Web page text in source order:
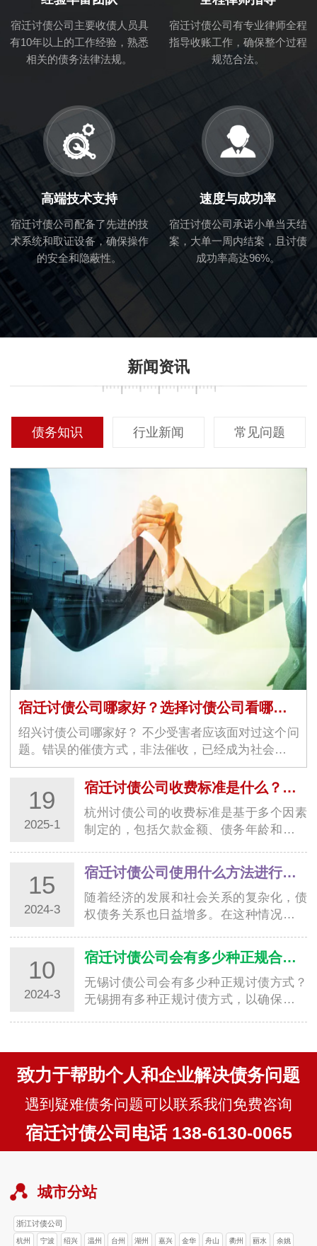
宿迁讨债公司主要收债人员具
有10年以上的工作经验，熟悉
相关的债务法律法规。
宿迁讨债公司有专业律师全程
指导收账工作，确保整个过程
规范合法。
高端技术支持
宿迁讨债公司配备了先进的技
术系统和取证设备，确保操作
的安全和隐蔽性。
速度与成功率
宿迁讨债公司承诺小单当天结
案，大单一周内结案，且讨债
成功率高达96%。
新闻资讯
债务知识 行业新闻 常见问题
宿迁讨债公司哪家好？选择讨债公司看哪几个方面？
绍兴讨债公司哪家好？ 不少受害者应该面对过这个问
题。错误的催债方式，非法催收，已经成为社会上一
大问题。当受害者觉得无…
19
2025-1
宿迁讨债公司收费标准是什么？影响费用的主要因素
杭州讨债公司的收费标准是基于多个因素
制定的，包括欠款金额、债务年龄和债务
些影响因…
15
2024-3
宿迁讨债公司使用什么方法进行合法清收追账
随着经济的发展和社会关系的复杂化，债
权债务关系也日益增多。在这种情况下，
构，扮演…
10
2024-3
宿迁讨债公司会有多少种正规合法要账方式？
无锡讨债公司会有多少种正规讨债方式？
无锡拥有多种正规讨债方式，以确保债务
致力于帮助个人和企业解决债务问题
遇到疑难债务问题可以联系我们免费咨询
宿迁讨债公司电话 138-6130-0065
城市分站
浙江讨债公司
杭州 宁波 绍兴 温州 台州 湖州 嘉兴 金华 舟山 衢州 丽水 余姚